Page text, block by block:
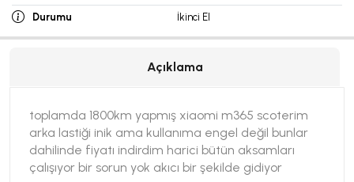
Durumu
İkinci El
Açıklama
toplamda 1800km yapmış xiaomi m365 scoterim
arka lastiği inik ama kullanıma engel değil bunlar
dahilinde fiyatı indirdim harici bütün aksamları
çalışıyor bir sorun yok akıcı bir şekilde gidiyor